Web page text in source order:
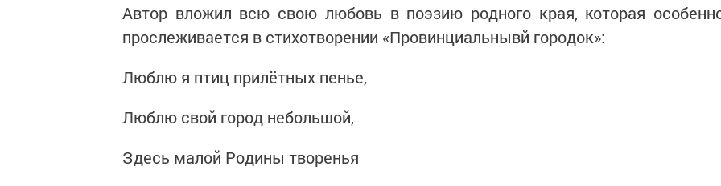
Автор вложил всю свою любовь в поэзию родного края, которая
прослеживается в стихотворении «Провинциальнывй городок»:
Люблю я птиц прилётных пенье,
Люблю свой город небольшой,
Здесь малой Родины творенья